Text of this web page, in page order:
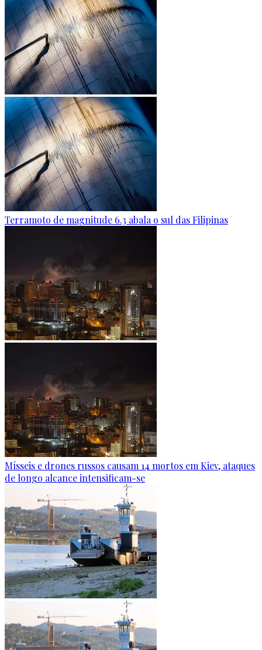
Terramoto de magnitude 6.3 abala o sul das Filipinas
Mísseis e drones russos causam 14 mortos em Kiev, ataques
de longo alcance intensificam-se